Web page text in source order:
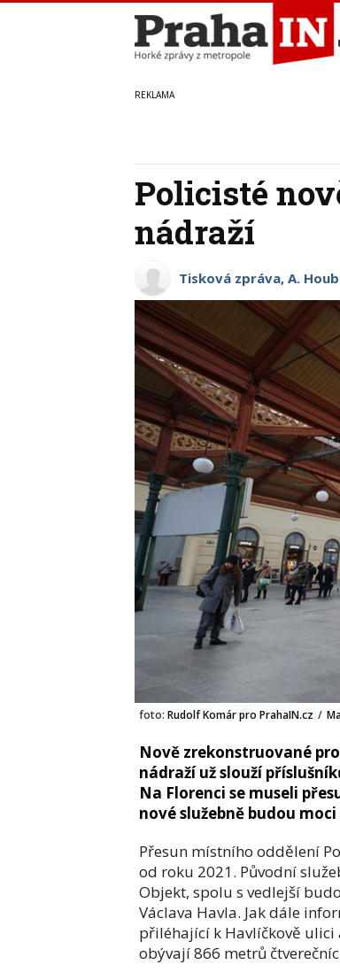
Policisté
nádraží
Tisková zpráva, A.
foto: Rudolf Komár pro PrahaIN.cz /
Nově zrekonstruované
nádraží už slouží
Na Florenci se museli
nové služebně budou
Přesun místního oddělení
od roku 2021. Původní
Objekt, spolu s vedlejší
Václava Havla. Jak dále
přiléhající k Havlíčkově ulici
obývají 866 metrů